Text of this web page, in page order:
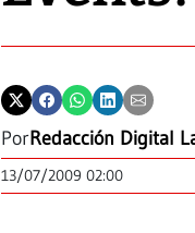
PorRedacción Digital
13/07/2009 02:00